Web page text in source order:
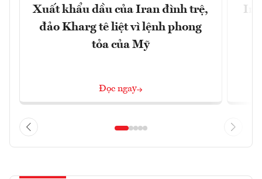
Xuất khẩu dầu của Iran đình trệ,
đảo Kharg tê liệt vì lệnh phong
tỏa của Mỹ
Đọc ngay